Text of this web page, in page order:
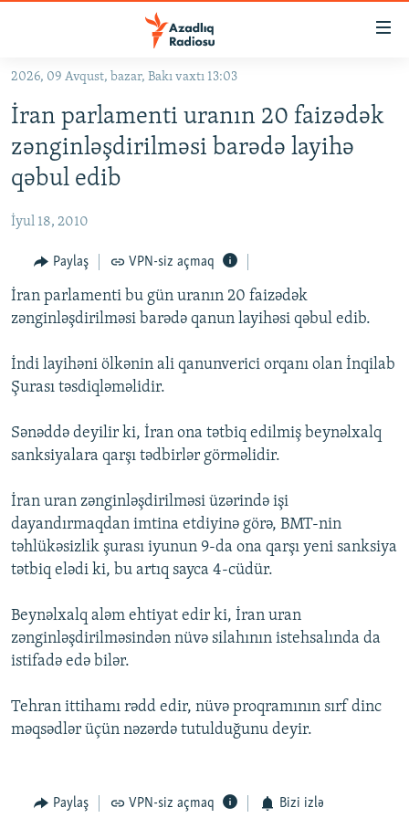
Əsas
qayıt
Əsas
naviqasiyaya
qayıt
Axtarışa
keç
#İZAHLA
KORRUPSIOMETR
#ƏSLINDƏ
FƏRQƏ BAX
QANUNI DOĞRU
ARAŞDIRMA
MULTIMEDIA
VIDEO
FOTOQALEREYA
İNFOQRAFIKA
KARIKATURA
RADIO ARXIV
OXU ZALI
AZƏRBAYCAN ƏDƏBIYYATI KITABXANASI
İSLAM VƏ DEMOKRATIYA
İZ - MƏDƏNIYYƏT PROQRAMI
HAQQIMIZDA
MISSIYAMIZ
PEŞƏ ETIKASI VƏ JURNALISTIKA STANDARTLARIMIZ
MATERIALLARIMIZDAN ISTIFADƏ
AZADLIQRADIOSU MOBIL TELEFONUNUZDA
BIZIMLƏ ƏLAQƏ
BIZI IZLƏ
RFE/RL-in bütün saytları
2026, 09 Avqust, bazar, Bakı vaxtı 13:03
İran parlamenti uranın 20 faizədək
zənginləşdirilməsi barədə layihə
qəbul edib
İyul 18, 2010
Paylaş VPN-siz açmaq
İran parlamenti bu gün uranın 20 faizədək
zənginləşdirilməsi barədə qanun layihəsi qəbul edib.
İndi layihəni ölkənin ali qanunverici orqanı olan İnqilab
Şurası təsdiqləməlidir.
Sənəddə deyilir ki, İran ona tətbiq edilmiş beynəlxalq
sanksiyalara qarşı tədbirlər görməlidir.
İran uran zənginləşdirilməsi üzərində işi
dayandırmaqdan imtina etdiyinə görə, BMT-nin
təhlükəsizlik şurası iyunun 9-da ona qarşı yeni sanksiya
tətbiq elədi ki, bu artıq sayca 4-cüdür.
Beynəlxalq aləm ehtiyat edir ki, İran uran
zənginləşdirilməsindən nüvə silahının istehsalında da
istifadə edə bilər.
Tehran ittihamı rədd edir, nüvə proqramının sırf dinc
məqsədlər üçün nəzərdə tutulduğunu deyir.
Paylaş VPN-siz açmaq Bizi izlə